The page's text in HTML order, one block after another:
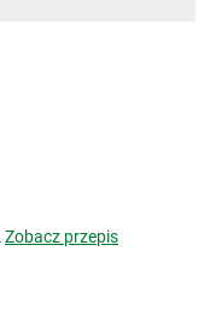
Zobacz przepis